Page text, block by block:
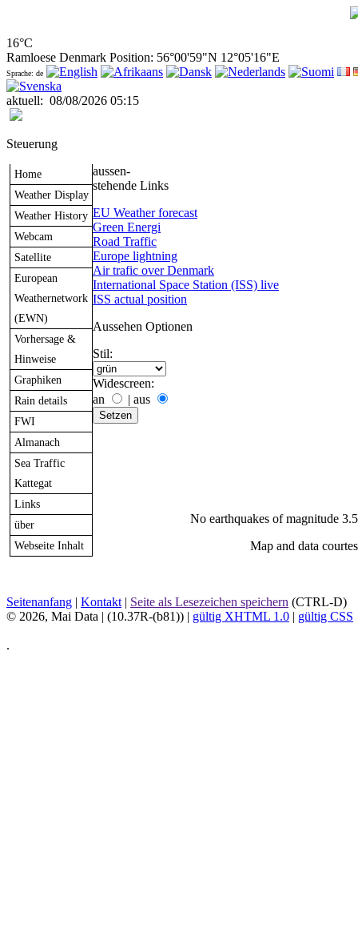
16°C
Ramloese Denmark Position: 56°00'59"N 12°05'16"E
Sprache: de
aktuell: 08/08/2026 05:15
Steuerung
Home
Weather Display
Weather History
Webcam
Satellite
European
Weathernetwork
(EWN)
Vorhersage &
Hinweise
Graphiken
Rain details
FWI
Almanach
Sea Traffic
Kattegat
Links
über
Webseite Inhalt
aussen-
stehende Links
EU Weather forecast
Green Energi
Road Traffic
Europe lightning
Air trafic over Denmark
International Space Station (ISS) live
ISS actual position
Aussehen Optionen
Stil:
Widescreen:
an
| aus
No earthquakes of magnitude
Map and data
Seitenanfang | Kontakt | Seite als Lesezeichen speichern (CTRL-D)
© 2026, Mai Data | (10.37R-(b81)) | gültig XHTML 1.0 | gültig CSS
.